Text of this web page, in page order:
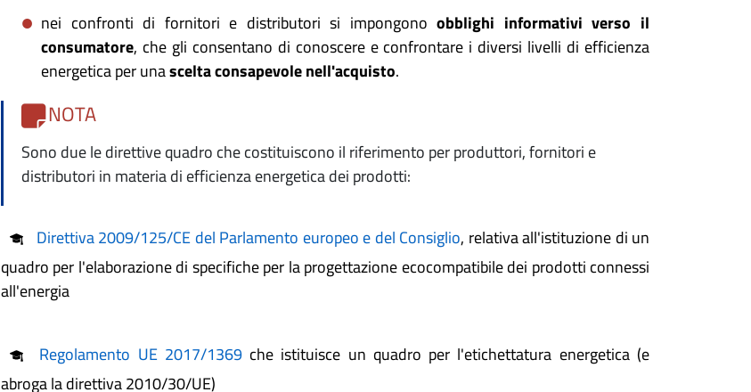
nei confronti di fornitori e distributori si impongonoobblighi informativi verso il
consumatore, che gli consentano di conoscere e confrontare i diversi livelli di efficienza
energetica per unascelta consapevole nell'acquisto.
NOTA
Sono due le direttive quadro che costituiscono il riferimento per produttori, fornitori e
distributori in materia di efficienza energetica dei prodotti:
Direttiva 2009/125/CE del Parlamento europeo e del Consiglio, relativa all'istituzione di un
quadro per l'elaborazione di specifiche per la progettazione ecocompatibile dei prodotti connessi
all'energia
Regolamento UE 2017/1369che istituisce un quadro per l'etichettatura energetica (e
abroga la direttiva 2010/30/UE)